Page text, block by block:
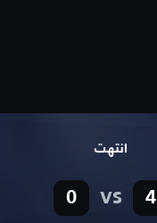
انتهت
4
vs
0